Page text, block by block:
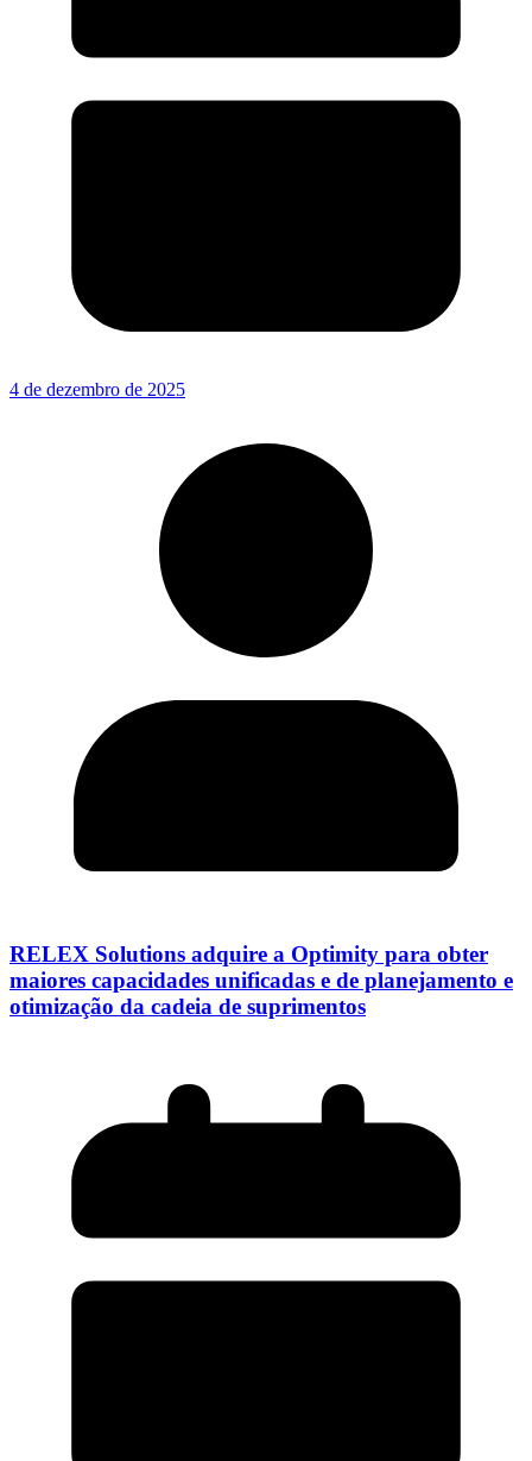
4 de dezembro de 2025
RELEX Solutions adquire a Optimity para obter
maiores capacidades unificadas e de planejamento e
otimização da cadeia de suprimentos